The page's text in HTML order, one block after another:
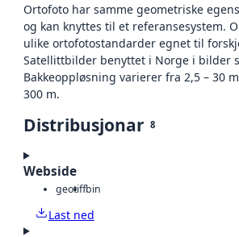
Ortofoto har samme geometriske
og kan knyttes til et referansesystem.
ulike ortofotostandarder egnet til
Satellittbilder benyttet i Norge i bilder
Bakkeoppløsning varierer fra 2,5 – 30
300 m.
Distribusjonar 8
Webside
geotiffbin
Last ned